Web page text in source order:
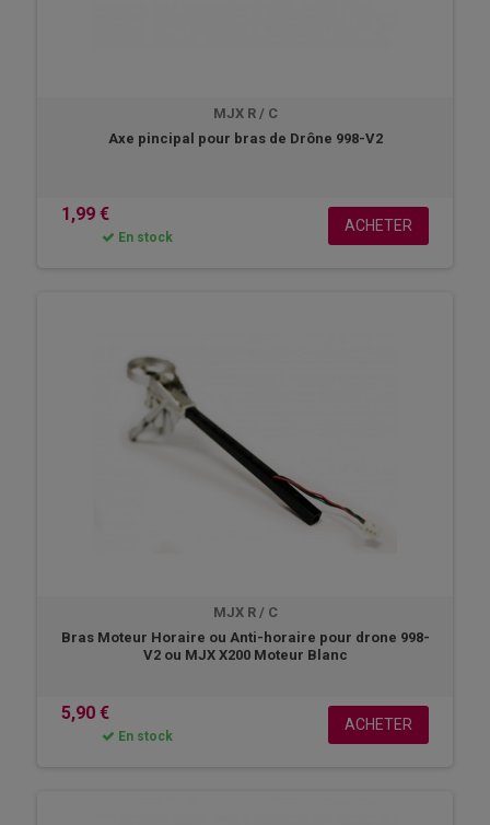
MJX R / C
Axe pincipal pour bras de Drône 998-V2
1,99 €
En stock
ACHETER
MJX R / C
Bras Moteur Horaire ou Anti-horaire pour drone 998-
V2 ou MJX X200 Moteur Blanc
5,90 €
En stock
ACHETER